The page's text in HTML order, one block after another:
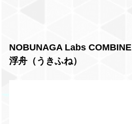
NOBUNAGA Labs COMBINE
浮舟（うきふね）